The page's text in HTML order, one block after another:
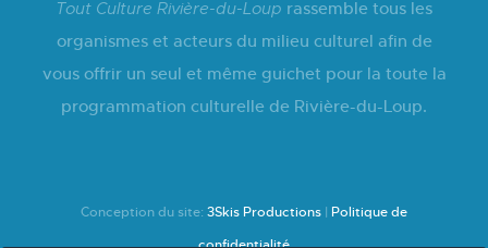
Tout Culture Rivière-du-Loup rassemble tous les
organismes et acteurs du milieu culturel afin de
vous offrir un seul et même guichet pour la toute la
programmation culturelle de Rivière-du-Loup.
Conception du site: 3Skis Productions | Politique de